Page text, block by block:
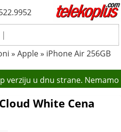
» Apple» iPhone Air 256GB
u dnu strane.
White Cena